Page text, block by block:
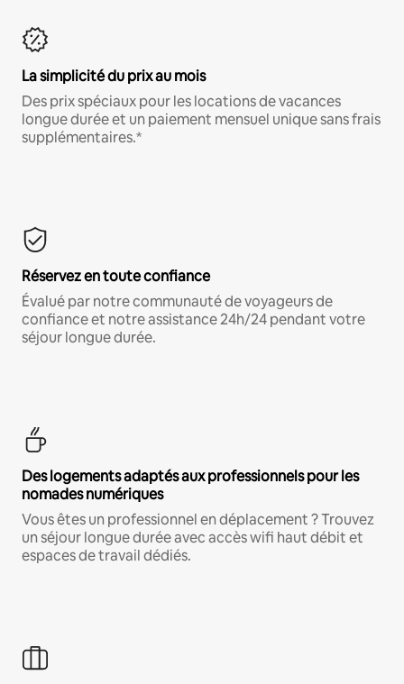
La simplicité du prix au mois
Des prix spéciaux pour les locations de vacances
longue durée et un paiement mensuel unique sans frais
supplémentaires.*
Réservez en toute confiance
Évalué par notre communauté de voyageurs de
confiance et notre assistance 24h/24 pendant votre
séjour longue durée.
Des logements adaptés aux professionnels pour les
nomades numériques
Vous êtes un professionnel en déplacement ? Trouvez
un séjour longue durée avec accès wifi haut débit et
espaces de travail dédiés.